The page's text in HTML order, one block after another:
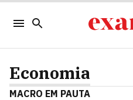
Economia
MACRO EM PAUTA